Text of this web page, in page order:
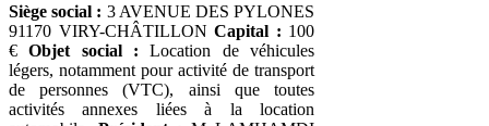
Siège social : 3 AVENUE DES PYLONES
91170 VIRY-CHÂTILLON Capital : 100
€Objet social : Location de véhicules
légers, notamment pour activité de transport
de personnes (VTC), ainsi que toutes
activités annexes liées à la location